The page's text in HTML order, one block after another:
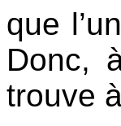
que
Donc,
trouve